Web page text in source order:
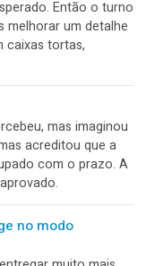
saem em ótimo
a maratona. Um
tudo
parecer uma
o melhor
cores, tipografia,
para decidir qual
O produto
pegou uma etiqueta